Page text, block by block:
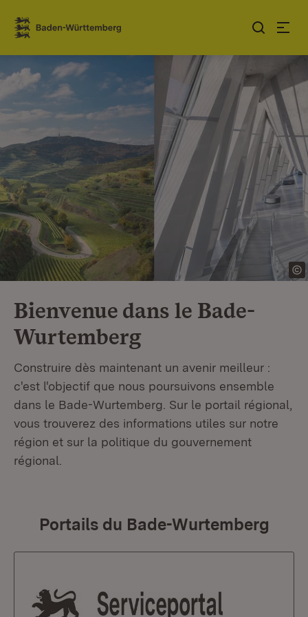
Sauter au contenu
Link zur Startseite
Bienvenue dans le Bade-
Wurtemberg
Construire dès maintenant un avenir meilleur :
c'est l'objectif que nous poursuivons ensemble
dans le Bade-Wurtemberg. Sur le portail régional,
vous trouverez des informations utiles sur notre
région et sur la politique du gouvernement
régional.
Portails du Bade-Wurtemberg